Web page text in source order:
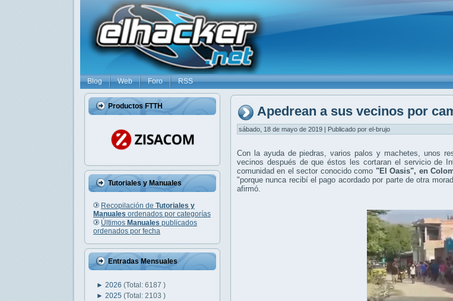
Blog Web Foro RSS
Productos FTTH
Tutoriales y Manuales
Recopilación de Tutoriales y
Manuales ordenados por categorías
Últimos Manuales publicados
ordenados por fecha
Entradas Mensuales
► 2026 (Total: 6187 )
► 2025 (Total: 2103 )
Apedrean a sus vecinos por
sábado, 18 de mayo de 2019 | Publicado por el-brujo
Con la ayuda de piedras, varios palos y machetes, unos
vecinos después de que éstos les cortaran el servicio de
comunidad en el sector conocido como "El Oasis", en
"porque nunca recibí el pago acordado por parte de otra
afirmó.